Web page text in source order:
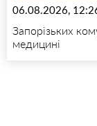
06.08.2026,
Запорізьких
медицині